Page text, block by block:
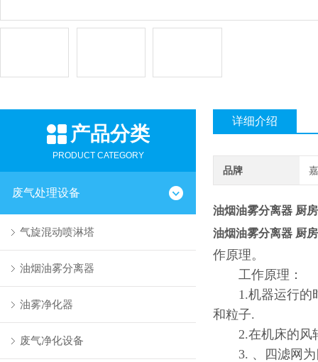
产品分类
PRODUCT CATEGORY
废气处理设备
气旋混动喷淋塔
油烟油雾分离器
油雾净化器
废气净化设备
详细介绍
品牌
油烟油雾分离器 厨
油烟油雾分离器 厨
作原理。
工作原理：
1.机器运行的时
和粒子.
2.在机床的风轮
3. 、四滤网为